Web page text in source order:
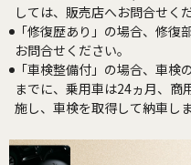
しては、販売店へお問合せく
「修復歴あり」の場合、修
お問合せください。
「車検整備付」の場合、車
までに、乗用車は24ヵ月、商
施し、車検を取得して納車し